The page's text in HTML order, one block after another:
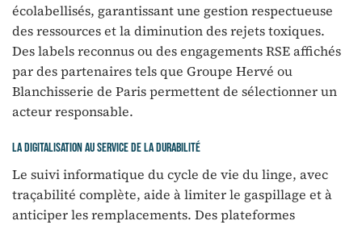
écolabellisés, garantissant une gestion respectueuse
des ressources et la diminution des rejets toxiques.
Des labels reconnus ou des engagements RSE affichés
par des partenaires tels que Groupe Hervé ou
Blanchisserie de Paris permettent de sélectionner un
acteur responsable.
La digitalisation au service de la durabilité
Le suivi informatique du cycle de vie du linge, avec
traçabilité complète, aide à limiter le gaspillage et à
anticiper les remplacements. Des plateformes